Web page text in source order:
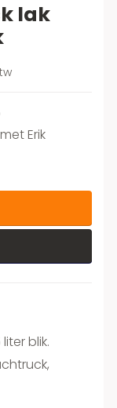
lak
Erik
blik.